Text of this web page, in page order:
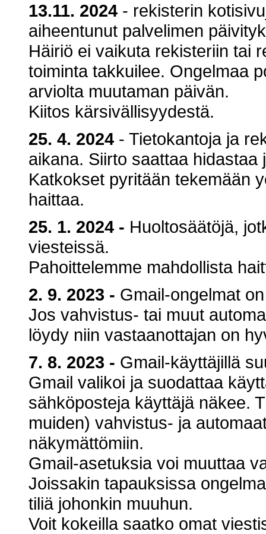
13.11. 2024 - rekisterin
aiheentunut palvelimen
Häiriö ei vaikuta rekisteriin tai
toiminta takkuilee. Ongelmaa
arviolta muutaman päivän.
Kiitos kärsivällisyydestä.
25. 4. 2024 - Tietokantoja ja
aikana. Siirto saattaa hidastaa
Katkokset pyritään tekemään
haittaa.
25. 1. 2024 - Huoltosäätöjä,
viesteissä.
Pahoittelemme mahdollista
2. 9. 2023 - Gmail-ongelmat
Jos vahvistus- tai muut
löydy niin vastaanottajan on
7. 8. 2023 - Gmail-käyttäjillä
Gmail valikoi ja suodattaa
sähköposteja käyttäjä näkee.
muiden) vahvistus- ja
näkymättömiin.
Gmail-asetuksia voi muuttaa
Joissakin tapauksissa
tiliä johonkin muuhun.
Voit kokeilla saatko omat